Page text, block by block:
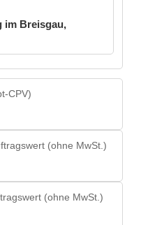
im Breisgau,
CPV)
(ohne MwSt.)
(ohne MwSt.)